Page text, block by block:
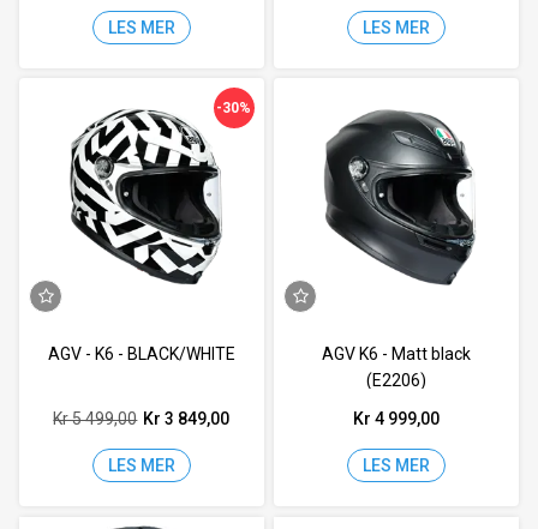
LES MER LES MER
AGV - K6 - BLACK/WHITE
-30%
Kr 5 499,00 Kr 3 849,00
LES MER
AGV K6 - Matt black
(E2206)
Kr 4 999,00
LES MER